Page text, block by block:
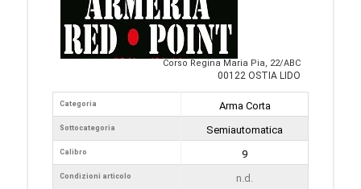
Corso Regina Maria Pia, 22/ABC
00122 OSTIA LIDO
Categoria
Sottocategoria
Calibro
Condizioni articolo
Arma Corta
Semiautomatica
9
n.d.